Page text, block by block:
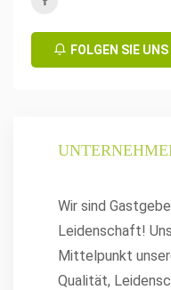
FOLGEN SIE UNS
Wir sind
Leidenschaft!
Mittelpunkt
Qualität,